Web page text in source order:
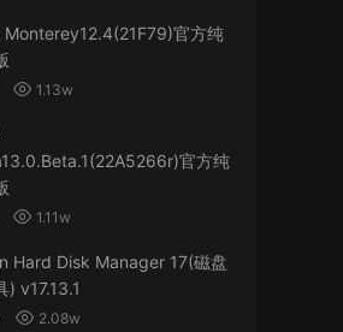
Monterey12.4(21F79)官方纯
1.13w
官方纯
1.11w
Hard Disk Manager 17(磁盘
) v17.13.1
2.08w